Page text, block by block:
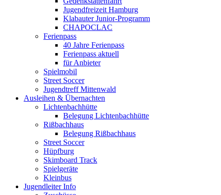
Jugendfreizeit Hamburg
Klabauter Junior-Programm
CHAPOCLAC
Ferienpass
40 Jahre Ferienpass
Ferienpass aktuell
für Anbieter
Spielmobil
Street Soccer
Jugendtreff Mittenwald
Ausleihen & Übernachten
Lichtenbachhütte
Belegung Lichtenbachhütte
Rißbachhaus
Belegung Rißbachhaus
Street Soccer
Hüpfburg
Skimboard Track
Spielgeräte
Kleinbus
Jugendleiter Info